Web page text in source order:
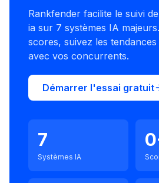
Rankfender facilite le suivi
ia sur 7 systèmes IA
scores, suivez les
avec vos concurrents.
Démarrer l'essai gratuit
7
Systèmes IA